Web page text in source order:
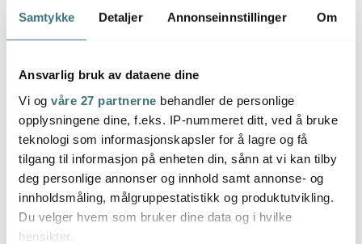
Samtykke Detaljer Annonseinnstillinger Om
Ansvarlig bruk av dataene dine
Vi og våre 27 partnerne behandler de personlige
opplysningene dine, f.eks. IP-nummeret ditt, ved å bruke
teknologi som informasjonskapsler for å lagre og få
tilgang til informasjon på enheten din, sånn at vi kan tilby
deg personlige annonser og innhold samt annonse- og
innholdsmåling, målgruppestatistikk og produktutvikling.
Du velger hvem som bruker dine data og i hvilke
hensikter.
kanskje utvide søket.